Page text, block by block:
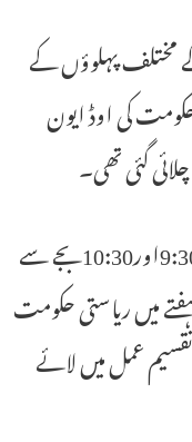
مختلف پہلوؤں کے
کی اوڈ ایون
دہلی حکومت کے تمام محکموں کے دفاتر 9:30اور10:30بجے سے
میں ریاستی حکومت
عمل میں لائے